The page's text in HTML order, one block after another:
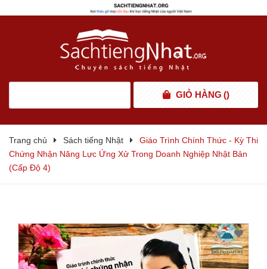
GIỎ HÀNG ()
Trang chủ Sách tiếng Nhật
Giáo Trình Chính Thức - Kỳ Thi
Chứng Nhận Năng Lực Ứng Xử Trong Doanh Nghiệp Nhật Bản
(Cấp Độ 4)